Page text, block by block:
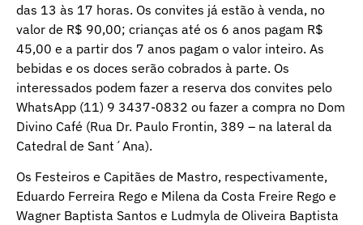
das 13 às 17 horas. Os convites já estão à venda, no
valor de R$ 90,00; crianças até os 6 anos pagam R$
45,00 e a partir dos 7 anos pagam o valor inteiro. As
bebidas e os doces serão cobrados à parte. Os
interessados podem fazer a reserva dos convites pelo
WhatsApp (11) 9 3437-0832 ou fazer a compra no Dom
Divino Café (Rua Dr. Paulo Frontin, 389 – na lateral da
Catedral de Sant´Ana).
Os Festeiros e Capitães de Mastro, respectivamente,
Eduardo Ferreira Rego e Milena da Costa Freire Rego e
Wagner Baptista Santos e Ludmyla de Oliveira Baptista